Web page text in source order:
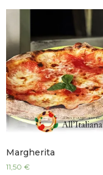
Margherita
11,50 €